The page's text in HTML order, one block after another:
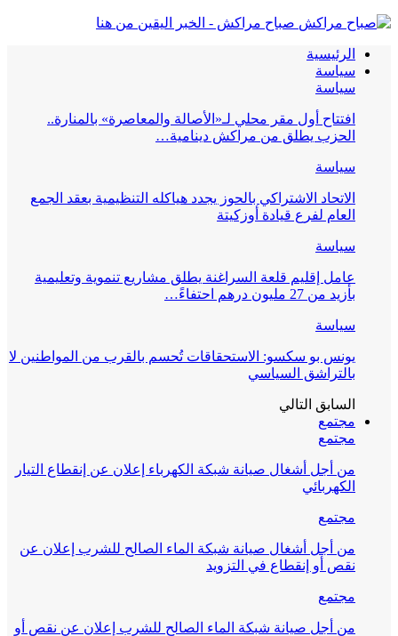
صباح مراكش - الخبر اليقين من هنا
الرئيسية
سياسة
سياسة
افتتاح أول مقر محلي لـ«الأصالة والمعاصرة» بالمنارة..
الحزب يطلق من مراكش دينامية…
سياسة
الاتحاد الاشتراكي بالحوز يجدد هياكله التنظيمية بعقد الجمع
العام لفرع قيادة أوزكيتة
سياسة
عامل إقليم قلعة السراغنة يطلق مشاريع تنموية وتعليمية
بأزيد من 27 مليون درهم احتفاءً…
سياسة
يونس بو سكسو: الاستحقاقات تُحسم بالقرب من المواطنين لا
بالتراشق السياسي
السابق التالي
مجتمع
مجتمع
من أجل أشغال صيانة شبكة الكهرباء إعلان عن إنقطاع التيار
الكهربائي
مجتمع
من أجل أشغال صيانة شبكة الماء الصالح للشرب إعلان عن
نقص أو إنقطاع في التزويد
مجتمع
من أجل صيانة شبكة الماء الصالح للشرب إعلان عن نقص أو